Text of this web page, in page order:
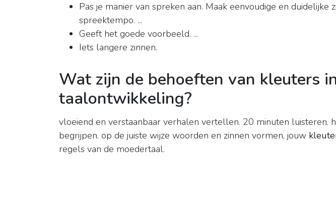
Pas je manier van spreken aan. Maak eenvoudige en duidelijke
spreektempo. ...
Geeft het goede voorbeeld. ...
Iets langere zinnen.
Wat zijn de behoeften van kleuters
taalontwikkeling?
vloeiend en verstaanbaar verhalen vertellen. 20 minuten luisteren.
begrijpen. op de juiste wijze woorden en zinnen vormen, jouw
regels van de moedertaal.